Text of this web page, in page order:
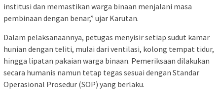
institusi dan memastikan warga binaan menjalani masa
pembinaan dengan benar,” ujar Karutan.
Dalam pelaksanaannya, petugas menyisir setiap sudut kamar
hunian dengan teliti, mulai dari ventilasi, kolong tempat tidur,
hingga lipatan pakaian warga binaan. Pemeriksaan dilakukan
secara humanis namun tetap tegas sesuai dengan Standar
Operasional Prosedur (SOP) yang berlaku.